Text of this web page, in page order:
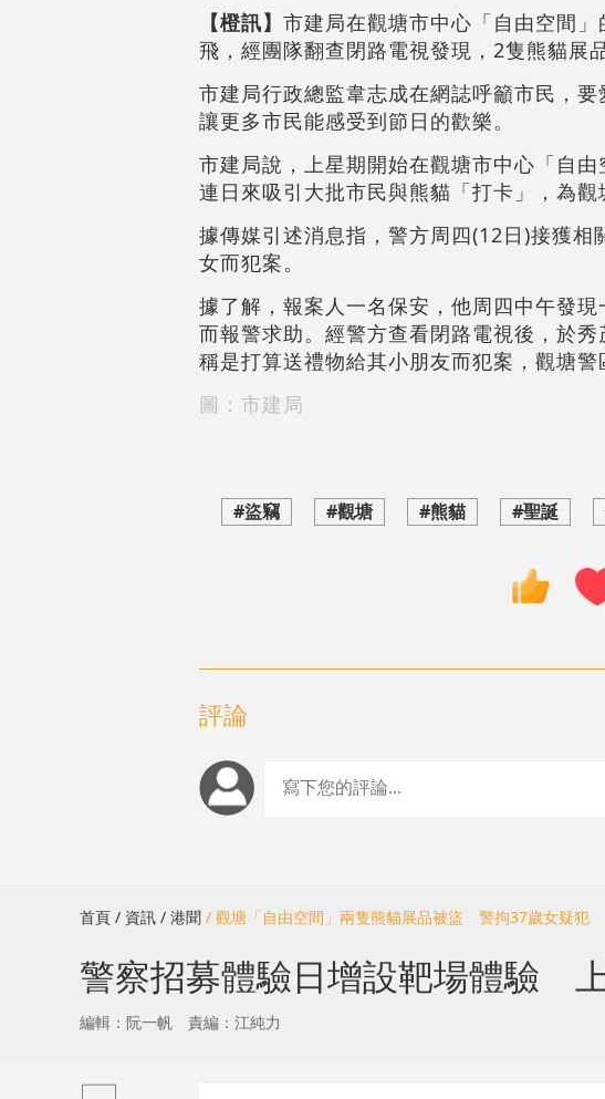
【橙訊】 市建局在觀塘市中心「自由空間
飛，經團隊翻查閉路電視發現，2隻熊貓展
市建局行政總監韋志成在網誌呼籲市民，
讓更多市民能感受到節日的歡樂。
市建局說，上星期開始在觀塘市中心「自
連日來吸引大批市民與熊貓「打卡」，為觀
據傳媒引述消息指，警方周四(12日)接獲
女而犯案。
據了解，報案人一名保安，他周四中午發
而報警求助。經警方查看閉路電視後，於
稱是打算送禮物給其小朋友而犯案，觀塘警
圖：市建局
#盜竊 #觀塘 #熊貓 #聖誕
評論
首頁 / 資訊 / 港聞 / 觀塘「自由空間」兩隻熊貓展品被盜 警拘37歲女疑犯
警察招募體驗日增設靶場體驗
編輯：阮一帆 責編：江純力